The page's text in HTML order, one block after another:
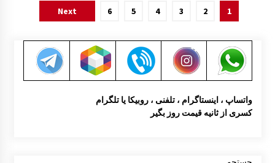
صفحه‌بندی
1
2
3
4
5
6
Next
واتساپ ، اینستاگرام ، تلفنی ، روبیکا یا تلگرام
کسری از ثانیه قیمت روز بگیر